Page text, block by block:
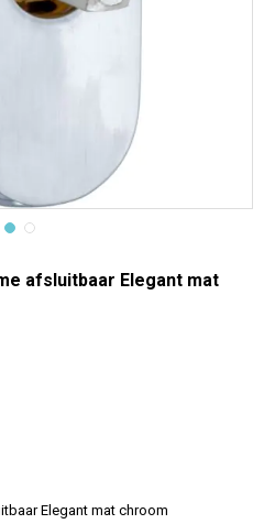
afsluitbaar Elegant mat
Elegant mat chroom